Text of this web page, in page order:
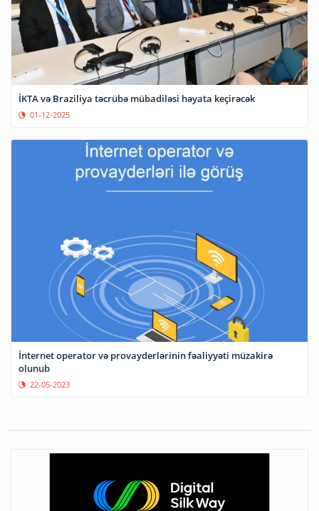
İKTA və Braziliya təcrübə mübadiləsi həyata keçirəcək
01-12-2025
İnternet operator və provayderlərinin fəaliyyəti müzakirə
olunub
22-05-2023